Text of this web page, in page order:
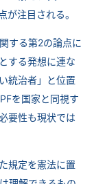
が注目される。
する第2の論点に
する発想に連な
統治者」と位置
を国家と同視す
要性も現状では
規定を憲法に置